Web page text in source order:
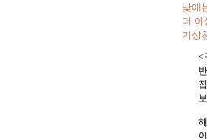
낮에
더 이
기상
<